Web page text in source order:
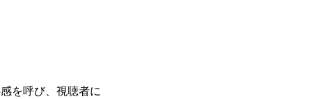
を呼び、視聴者に